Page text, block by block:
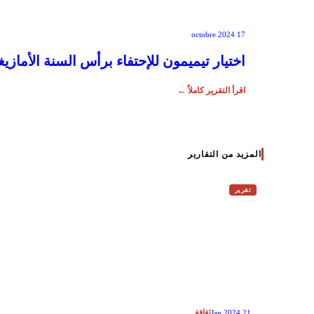
17 octobre 2024
اختيار تيميمون للإحتفاء برأس السنة
اقرأ التقرير كاملاً ←
المزيد من التقارير
تقرير
21 Jan 2024 ثقافة